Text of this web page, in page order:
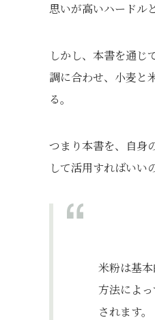
思いが高いハードル
しかし、本書を通じ
調に合わせ、小麦と
る。
つまり本書を、自身
して活用すればいい
米粉は基
方法によ
されます